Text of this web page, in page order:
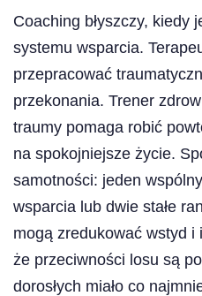
Coaching błyszczy, kiedy
systemu wsparcia.
przepracować
przekonania. Trener
traumy pomaga robić
na spokojniejsze życie.
samotności: jeden
wsparcia lub dwie stałe
mogą zredukować wstyd i
że przeciwności losu są
dorosłych miało co